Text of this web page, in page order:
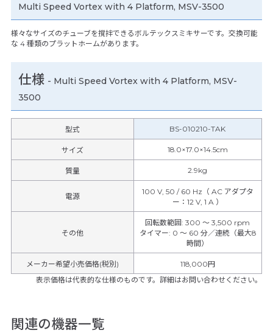
Multi Speed Vortex with 4 Platform, MSV-3500
様々なサイズのチューブを撹拌できるボルテックスミキサーです。交換可能
な 4 種類のプラットホームがあります。
仕様 - Multi Speed Vortex with 4 Platform, MSV-
3500
型式 BS-010210-TAK
サイズ 18.0×17.0×14.5cm
質量 2.9kg
電源
100 V, 50 / 60 Hz（ AC アダプタ
ー：12 V, 1 A ）
その他
回転数範囲:300 ～ 3,500 rpm
タイマー: 0 ～ 60 分／連続（最大8
時間）
メーカー希望小売価格(税別)
118,000円
表示価格は代表的な仕様のものです。詳細はお問い合わせください。
関連の機器一覧